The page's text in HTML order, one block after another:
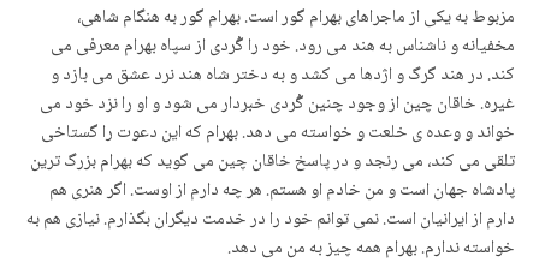
مزبوط به یکی از ماجراهای بهرام گور است. بهرام گور به هنگام شاهی،
مخفیانه و ناشناس به هند می رود. خود را گُردی از سپاه بهرام معرفی می
کند. در هند گرگ و اژدها می کشد و به دختر شاه هند نرد عشق می بازد و
غیره. خاقان چین از وجود چنین گُردی خبردار می شود و او را نزد خود می
خواند و وعده ی خلعت و خواسته می دهد. بهرام که این دعوت را گستاخی
تلقی می کند، می رنجد و در پاسخ خاقان چین می گوید که بهرام بزرگ ترین
پادشاه جهان است و من خادم او هستم. هر چه دارم از اوست. اگر هنری هم
دارم از ایرانیان است. نمی توانم خود را در خدمت دیگران بگذارم. نیازی هم به
خواسته ندارم. بهرام همه چیز به من می دهد.